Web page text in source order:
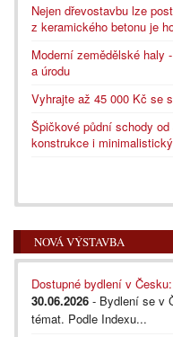
Nejen dřevostavbu lze
z keramického betonu je
Moderní zemědělské haly
a úrodu
Vyhrajte až 45 000 Kč se
Špičkové půdní schody
konstrukce i
NOVÁ VÝSTAVBA
Dostupné bydlení v
30.06.2026 - Bydlení se v
témat. Podle Indexu...